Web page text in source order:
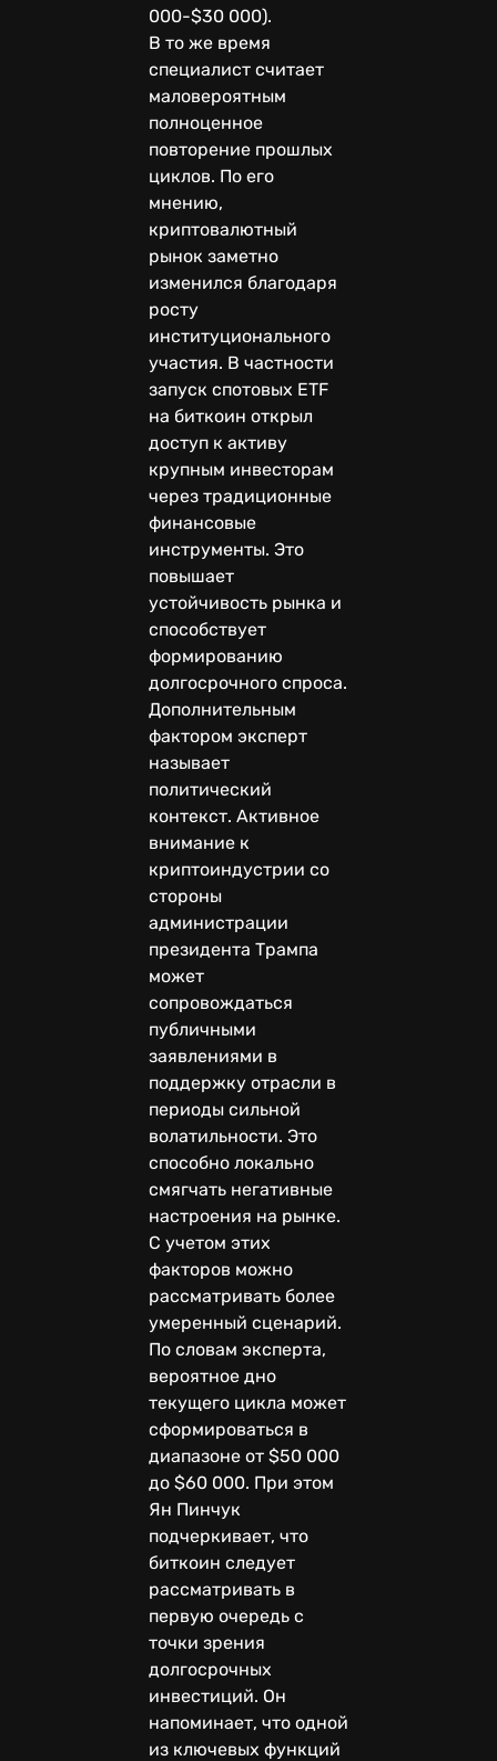
000-$30 000).
В то же время
специалист считает
маловероятным
полноценное
повторение прошлых
циклов. По его
мнению,
криптовалютный
рынок заметно
изменился благодаря
росту
институционального
участия. В частности
запуск спотовых ETF
на биткоин открыл
доступ к активу
крупным инвесторам
через традиционные
финансовые
инструменты. Это
повышает
устойчивость рынка и
способствует
формированию
долгосрочного спроса.
Дополнительным
фактором эксперт
называет
политический
контекст. Активное
внимание к
криптоиндустрии со
стороны
администрации
президента Трампа
может
сопровождаться
публичными
заявлениями в
поддержку отрасли в
периоды сильной
волатильности. Это
способно локально
смягчать негативные
настроения на рынке.
С учетом этих
факторов можно
рассматривать более
умеренный сценарий.
По словам эксперта,
вероятное дно
текущего цикла может
сформироваться в
диапазоне от $50 000
до $60 000. При этом
Ян Пинчук
подчеркивает, что
биткоин следует
рассматривать в
первую очередь с
точки зрения
долгосрочных
инвестиций. Он
напоминает, что одной
из ключевых функций